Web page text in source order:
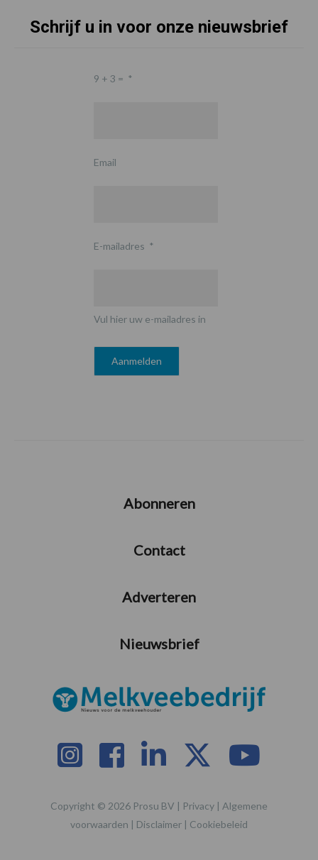
Schrijf u in voor onze nieuwsbrief
9 + 3 = *
Email
E-mailadres *
Vul hier uw e-mailadres in
Abonneren
Contact
Adverteren
Nieuwsbrief
Copyright © 2026 Prosu BV | Privacy | Algemene
voorwaarden | Disclaimer | Cookiebeleid